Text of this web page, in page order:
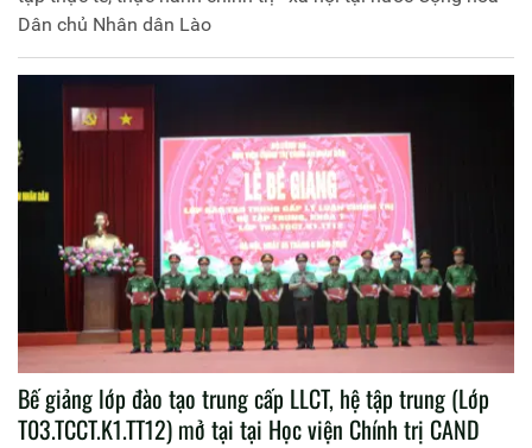
Dân chủ Nhân dân Lào
Bế giảng lớp đào tạo trung cấp LLCT, hệ tập trung (Lớp
T03.TCCT.K1.TT12) mở tại tại Học viện Chính trị CAND